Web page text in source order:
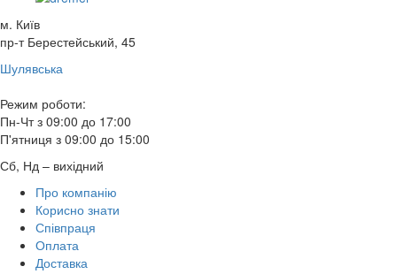
м. Київ
пр-т Берестейський, 45
Шулявська
Режим роботи:
Пн-Чт з 09:00 до 17:00
П'ятниця з 09:00 до 15:00
Сб, Нд – вихідний
Про компанію
Корисно знати
Співпраця
Оплата
Доставка